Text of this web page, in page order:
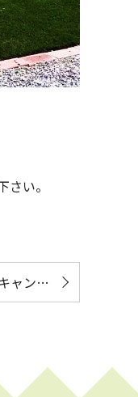
い。
ーン